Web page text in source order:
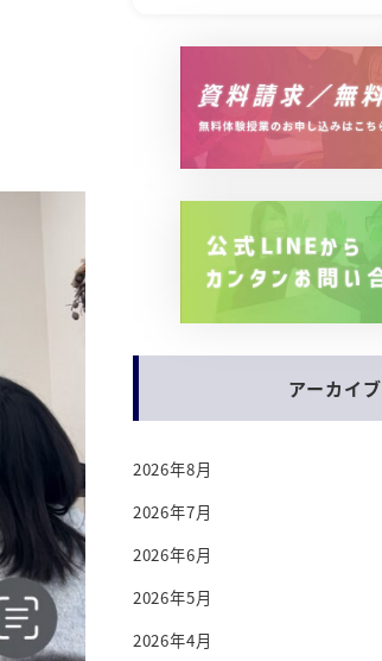
アーカイブ
2026年8月
2026年7月
2026年6月
2026年5月
2026年4月